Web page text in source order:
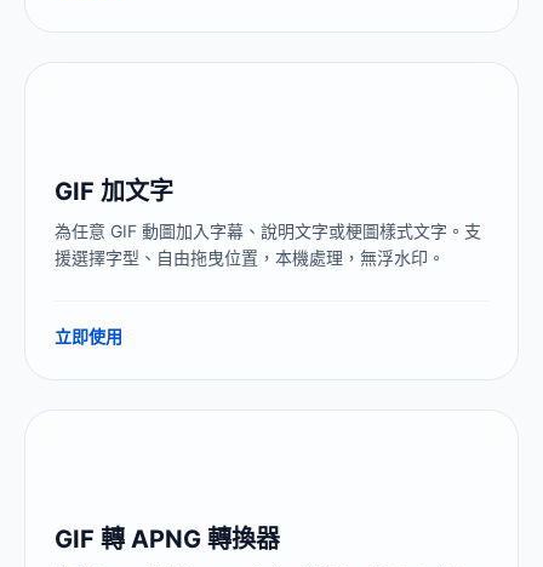
GIF 加文字
為任意 GIF 動圖加入字幕、說明文字或梗圖樣式文字。支
援選擇字型、自由拖曳位置，本機處理，無浮水印。
立即使用
GIF 轉 APNG 轉換器